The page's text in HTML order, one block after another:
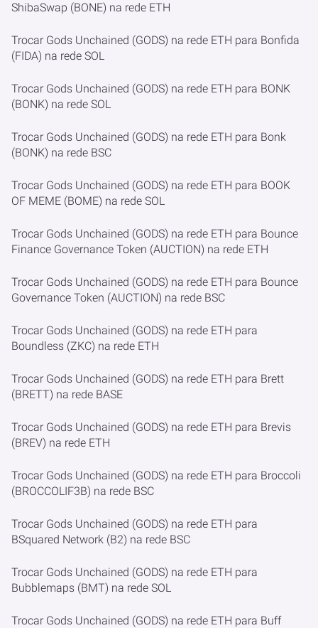
ShibaSwap (BONE) na rede ETH
Trocar Gods Unchained (GODS) na rede ETH para Bonfida
(FIDA) na rede SOL
Trocar Gods Unchained (GODS) na rede ETH para BONK
(BONK) na rede SOL
Trocar Gods Unchained (GODS) na rede ETH para Bonk
(BONK) na rede BSC
Trocar Gods Unchained (GODS) na rede ETH para BOOK
OF MEME (BOME) na rede SOL
Trocar Gods Unchained (GODS) na rede ETH para Bounce
Finance Governance Token (AUCTION) na rede ETH
Trocar Gods Unchained (GODS) na rede ETH para Bounce
Governance Token (AUCTION) na rede BSC
Trocar Gods Unchained (GODS) na rede ETH para
Boundless (ZKC) na rede ETH
Trocar Gods Unchained (GODS) na rede ETH para Brett
(BRETT) na rede BASE
Trocar Gods Unchained (GODS) na rede ETH para Brevis
(BREV) na rede ETH
Trocar Gods Unchained (GODS) na rede ETH para Broccoli
(BROCCOLIF3B) na rede BSC
Trocar Gods Unchained (GODS) na rede ETH para
BSquared Network (B2) na rede BSC
Trocar Gods Unchained (GODS) na rede ETH para
Bubblemaps (BMT) na rede SOL
Trocar Gods Unchained (GODS) na rede ETH para Buff